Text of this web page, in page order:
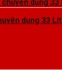
dụng 33 Lít